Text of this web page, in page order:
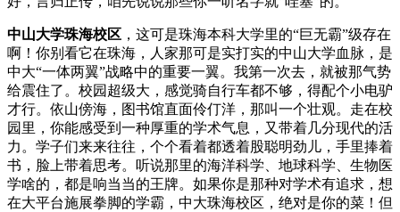
中山大学珠海校区 ，这可是珠海本科大学里的“巨无霸”级存在
啊！你别看它在珠海，人家那可是实打实的中山大学血脉，是
中大“一体两翼”战略中的重要一翼。我第一次去，就被那气势
给震住了。校园超级大，感觉骑自行车都不够，得配个小电驴
才行。依山傍海，图书馆直面伶仃洋，那叫一个壮观。走在校
园里，你能感受到一种厚重的学术气息，又带着几分现代的活
力。学子们来来往往，个个看着都透着股聪明劲儿，手里捧着
书，脸上带着思考。听说那里的海洋科学、地球科学、生物医
学啥的，都是响当当的王牌。如果你是那种对学术有追求，想
在大平台施展拳脚的学霸，中大珠海校区，绝对是你的菜！但